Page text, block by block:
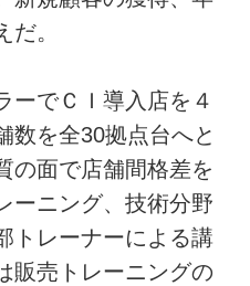
。
でＣＩ導入店を４
数を全30拠点台へと
の面で店舗間格差を
ーニング、技術分野
トレーナーによる講
販売トレーニングの